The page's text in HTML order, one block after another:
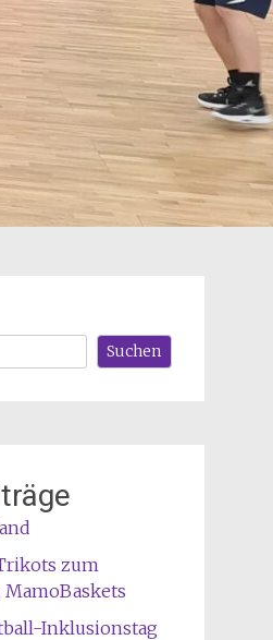
Suchen
zum
Inklusionstag